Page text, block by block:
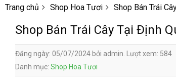
Trang chủ Shop Hoa Tươi Shop Bán Trái
Shop Bán Trái Cây Tại Định
Đăng ngày: 05/07/2024 bởi admin. Lượt xem: 584
Danh mục: Shop Hoa Tươi